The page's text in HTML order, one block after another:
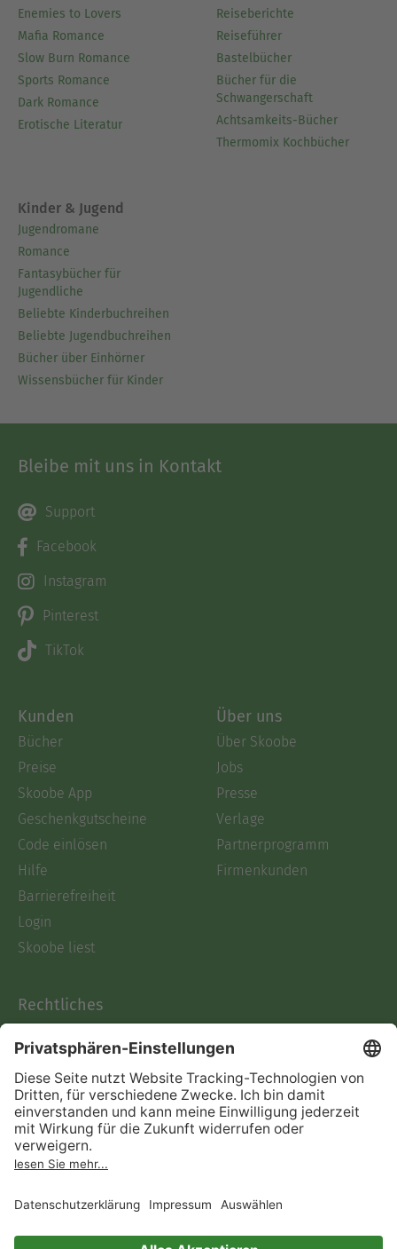
Enemies to Lovers
Mafia Romance
Slow Burn Romance
Sports Romance
Dark Romance
Erotische Literatur
Reiseberichte
Reiseführer
Bastelbücher
Bücher für die
Schwangerschaft
Achtsamkeits-Bücher
Thermomix Kochbücher
Kinder & Jugend
Jugendromane
Romance
Fantasybücher für
Jugendliche
Beliebte Kinderbuchreihen
Beliebte Jugendbuchreihen
Bücher über Einhörner
Wissensbücher für Kinder
Bleibe mit uns in Kontakt
Support
Facebook
Instagram
Pinterest
TikTok
Kunden
Bücher
Preise
Skoobe App
Geschenkgutscheine
Code einlösen
Hilfe
Barrierefreiheit
Login
Skoobe liest
Über uns
Über Skoobe
Jobs
Presse
Verlage
Partnerprogramm
Firmenkunden
Rechtliches
AGB
Informationen nach Data
Act
Verträge hier kündigen
Impressum